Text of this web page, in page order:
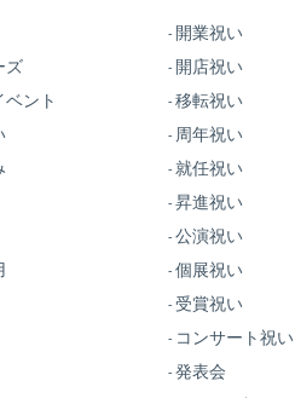
ズ
ベント
- 開業祝い
- 開店祝い
- 移転祝い
- 周年祝い
- 就任祝い
- 昇進祝い
- 公演祝い
- 個展祝い
- 受賞祝い
- コンサート祝い
- 発表会